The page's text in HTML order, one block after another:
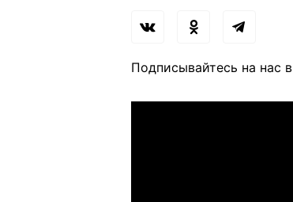
Подписывайтесь на нас в